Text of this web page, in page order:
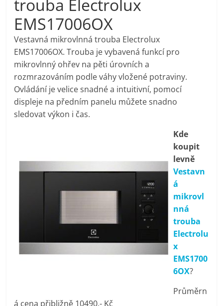
pračky,
televize,
notebooky,
mobilní
kávovary,
bazény
Elektro
OK,
notebooky,
trouba Electrolux
EMS17006OX
Vestavná mikrovlnná trouba Electrolux
EMS17006OX. Trouba je vybavená funkcí pro
mikrovlnný ohřev na pěti úrovních a
rozmrazováním podle váhy vložené potraviny.
Ovládání je velice snadné a intuitivní, pomocí
displeje na předním panelu můžete snadno
sledovat výkon i čas.
Kde
koupit
levně
Vestavn
á
mikrovl
nná
trouba
Electrolu
x
EMS1700
6OX?
Průměrn
á cena přibližně 10490,- Kč